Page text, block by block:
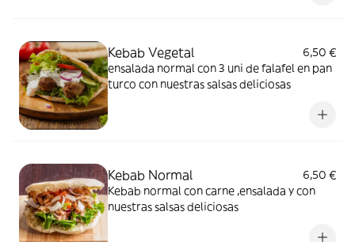
Kebab Vegetal
6,50 €
ensalada normal con 3 uni de falafel en pan
turco con nuestras salsas deliciosas
Kebab Normal
6,50 €
Kebab normal con carne ,ensalada y con
nuestras salsas deliciosas